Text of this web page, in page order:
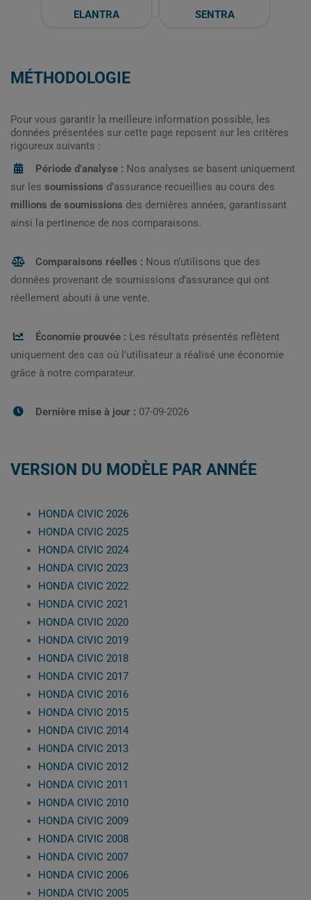
ELANTRA
SENTRA
MÉTHODOLOGIE
Pour vous garantir la meilleure information possible, les
données présentées sur cette page reposent sur les critères
rigoureux suivants :
Période d’analyse : Nos analyses se basent uniquement
sur les soumissions d’assurance recueillies au cours des
millions de soumissions des dernières années, garantissant
ainsi la pertinence de nos comparaisons.
Comparaisons réelles : Nous n’utilisons que des
données provenant de soumissions d’assurance qui ont
réellement abouti à une vente.
Économie prouvée : Les résultats présentés reflètent
uniquement des cas où l’utilisateur a réalisé une économie
grâce à notre comparateur.
Dernière mise à jour : 07-09-2026
VERSION DU MODÈLE PAR ANNÉE
HONDA CIVIC 2026
HONDA CIVIC 2025
HONDA CIVIC 2024
HONDA CIVIC 2023
HONDA CIVIC 2022
HONDA CIVIC 2021
HONDA CIVIC 2020
HONDA CIVIC 2019
HONDA CIVIC 2018
HONDA CIVIC 2017
HONDA CIVIC 2016
HONDA CIVIC 2015
HONDA CIVIC 2014
HONDA CIVIC 2013
HONDA CIVIC 2012
HONDA CIVIC 2011
HONDA CIVIC 2010
HONDA CIVIC 2009
HONDA CIVIC 2008
HONDA CIVIC 2007
HONDA CIVIC 2006
HONDA CIVIC 2005